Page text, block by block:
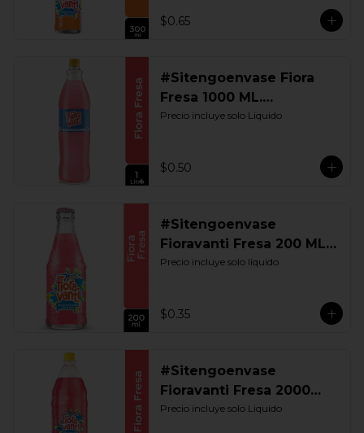
$0.65
#Sitengoenvase Fiora
Fresa 1000 ML.
Retornable
Precio incluye solo Liquido
$0.50
#Sitengoenvase
Fioravanti Fresa 200 ML.
Retornable
Precio incluye solo líquido
$0.35
#Sitengoenvase
Fioravanti Fresa 2000
ML. Retornable
Precio incluye solo Liquido